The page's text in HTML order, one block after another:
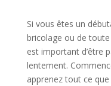
Si vous êtes un
bricolage ou de toute
est important d’être
lentement.
apprenez tout ce